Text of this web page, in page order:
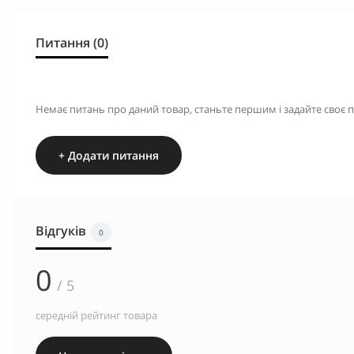
Питання (0)
Немає питань про даний товар, станьте першим і задайте своє
+ Додати питання
Відгуків 0
0 / 5
середній рейтинг товара